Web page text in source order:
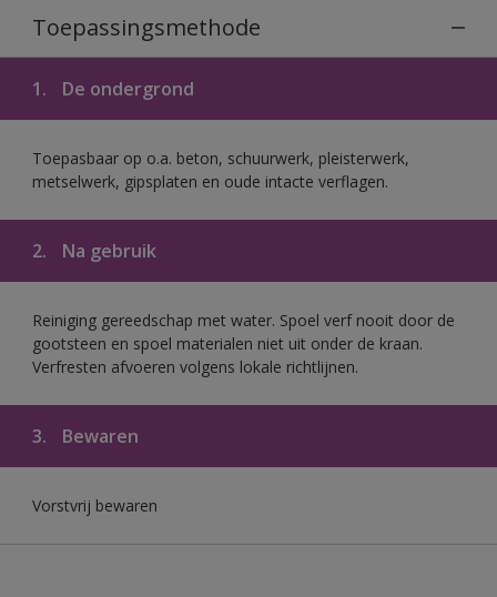
Toepassingsmethode
1. De ondergrond
Toepasbaar op o.a. beton, schuurwerk, pleisterwerk,
metselwerk, gipsplaten en oude intacte verflagen.
2. Na gebruik
Reiniging gereedschap met water. Spoel verf nooit door de
gootsteen en spoel materialen niet uit onder de kraan.
Verfresten afvoeren volgens lokale richtlijnen.
3. Bewaren
Vorstvrij bewaren